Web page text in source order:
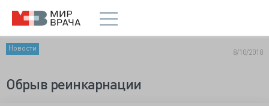
Новости 8/10/2018
Обрыв реинкарнации